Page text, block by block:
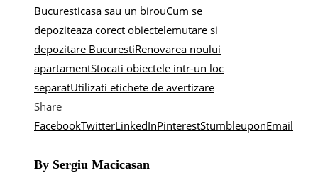
Bucuresticasa sau un birouCum se
depoziteaza corect obiectelemutare si
depozitare BucurestiRenovarea noului
apartamentStocati obiectele intr-un loc
separatUtilizati etichete de avertizare
Share
FacebookTwitterLinkedInPinterestStumbleuponEmail
By Sergiu Macicasan